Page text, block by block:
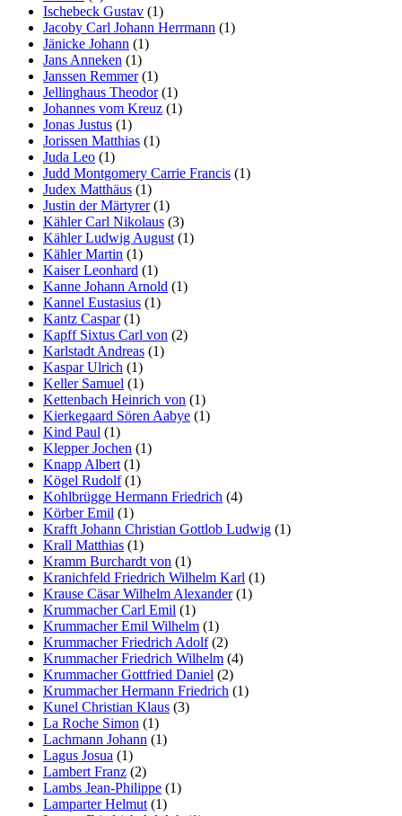
Ischebeck Gustav (1)
Jacoby Carl Johann Herrmann (1)
Jänicke Johann (1)
Jans Anneken (1)
Janssen Remmer(1)
Jellinghaus Theodor(1)
Johannes vom Kreuz (1)
Jonas Justus (1)
Jorissen Matthias (1)
Juda Leo (1)
Judd Montgomery Carrie Francis (1)
Judex Matthäus (1)
Justin der Märtyrer(1)
Kähler Carl Nikolaus (3)
Kähler Ludwig August (1)
Kähler Martin (1)
Kaiser Leonhard (1)
Kanne Johann Arnold (1)
Kannel Eustasius (1)
Kantz Caspar(1)
Kapff Sixtus Carl von (2)
Karlstadt Andreas (1)
Kaspar Ulrich (1)
Keller Samuel (1)
Kettenbach Heinrich von (1)
Kierkegaard Sören Aabye (1)
Kind Paul (1)
Klepper Jochen (1)
Knapp Albert (1)
Kögel Rudolf(1)
Kohlbrügge Hermann Friedrich (4)
Körber Emil (1)
Krafft Johann Christian Gottlob Ludwig (1)
Krall Matthias (1)
Kramm Burchardt von (1)
Kranichfeld Friedrich Wilhelm Karl (1)
Krause Cäsar Wilhelm Alexander(1)
Krummacher Carl Emil (1)
Krummacher Emil Wilhelm (1)
Krummacher Friedrich Adolf(2)
Krummacher Friedrich Wilhelm (4)
Krummacher Gottfried Daniel (2)
Krummacher Hermann Friedrich (1)
Kunel Christian Klaus (3)
La Roche Simon (1)
Lachmann Johann (1)
Lagus Josua (1)
Lambert Franz (2)
Lambs Jean-Philippe (1)
Lamparter Helmut (1)